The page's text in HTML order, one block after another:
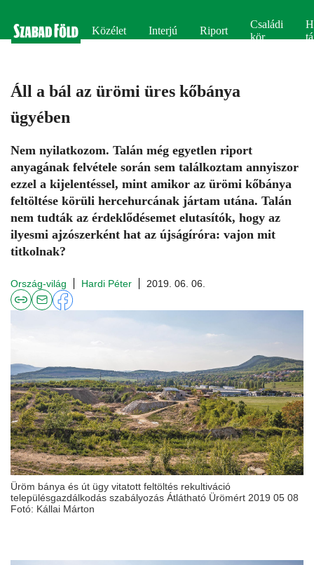
Közélet Interjú Riport
Családi
kör
Áll a bál az ürömi üres kőbánya
ügyében
Nem nyilatkozom. Talán még egyetlen riport
anyagának felvétele során sem találkoztam annyiszor
ezzel a kijelentéssel, mint amikor az ürömi kőbánya
feltöltése körüli hercehurcának jártam utána. Talán
nem tudták az érdeklődésemet elutasítók, hogy az
ilyesmi ajzószerként hat az újságíróra: vajon mit
titkolnak?
Ország-világ Hardi Péter 2019. 06. 06.
Üröm bánya és út ügy vitatott feltöltés rekultiváció
településgazdálkodás szabályozás Átlátható Ürömért 2019 05 08
Fotó: Kállai Márton